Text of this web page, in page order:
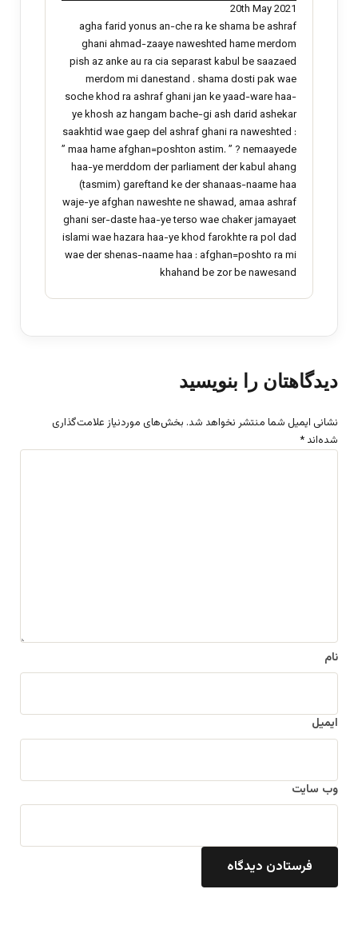
20th May 2021
agha farid yonus an-che ra ke shama be ashraf
ghani ahmad-zaaye naweshted hame merdom
pish az anke au ra cia separast kabul be saazaed
merdom mi danestand . shama dosti pak wae
soche khod ra ashraf ghani jan ke yaad-ware haa-
ye khosh az hangam bache-gi ash darid ashekar
saakhtid wae gaep del ashraf ghani ra naweshted :
” maa hame afghan=poshton astim. ” ? nemaayede
haa-ye merddom der parliament der kabul ahang
(tasmim) gareftand ke der shanaas-naame haa
waje-ye afghan naweshte ne shawad, amaa ashraf
ghani ser-daste haa-ye terso wae chaker jamayaet
islami wae hazara haa-ye khod farokhte ra pol dad
wae der shenas-naame haa : afghan=poshto ra mi
khahand be zor be nawesand
دیدگاهتان را بنویسید
نشانی ایمیل شما منتشر نخواهد شد. بخش‌های موردنیاز علامت‌گذاری
شده‌اند *
نام
ایمیل
وب‌ سایت